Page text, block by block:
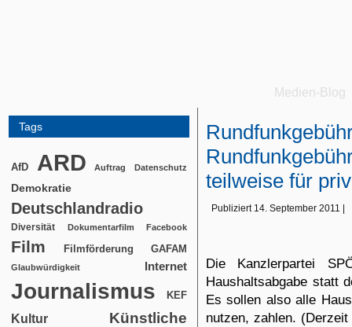
Medien-Blog
Tags
AfD ARD Auftrag Datenschutz
Demokratie
Deutschlandradio
Diversität Dokumentarfilm Facebook
Film Filmförderung GAFAM
Glaubwürdigkeit Internet
Journalismus KEF
Kultur
Künstliche
teilweise für
Publiziert 14. September 2011
Die Kanzlerpartei
Haushaltsabgabe statt
Es sollen also alle
nutzen, zahlen.